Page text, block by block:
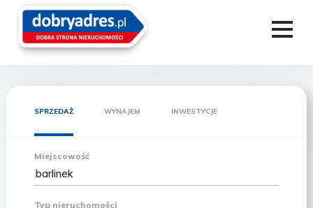
SPRZEDAŻ WYNAJEM INWESTYCJE
Miejscowość
Typ nieruchomości